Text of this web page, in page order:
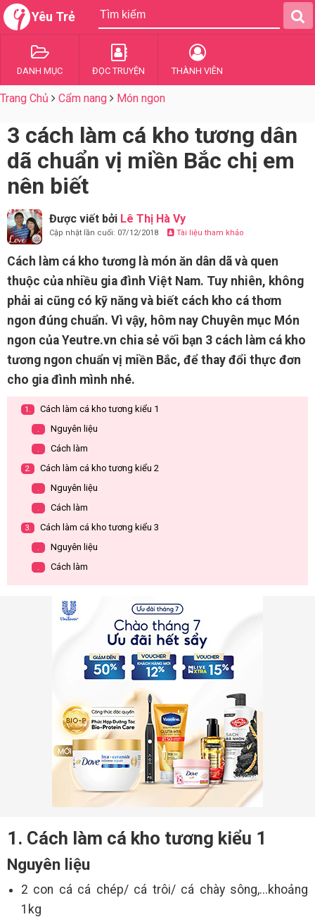
Yêu Trẻ
DANH MỤC ĐỌC TRUYỆN THÀNH VIÊN
Trang Chủ Cẩm nang Món ngon
3 cách làm cá kho tương dân
dã chuẩn vị miền Bắc chị em
nên biết
Được viết bởi Lê Thị Hà Vy
Cập nhật lần cuối: 07/12/2018 Tài liệu tham khảo
Cách làm cá kho tương là món ăn dân dã và quen
thuộc của nhiều gia đình Việt Nam. Tuy nhiên, không
phải ai cũng có kỹ năng và biết cách kho cá thơm
ngon đúng chuẩn. Vì vậy, hôm nay Chuyên mục Món
ngon của Yeutre.vn chia sẻ vối bạn 3 cách làm cá kho
tương ngon chuẩn vị miền Bắc, để thay đổi thực đơn
cho gia đình mình nhé.
1. Cách làm cá kho tương kiểu 1
. Nguyên liệu
. Cách làm
2. Cách làm cá kho tương kiểu 2
. Nguyên liệu
. Cách làm
3. Cách làm cá kho tương kiểu 3
. Nguyên liệu
. Cách làm
1. Cách làm cá kho tương kiểu 1
Nguyên liệu
2 con cá cá chép/ cá trôi/ cá chày sông,...khoảng
1kg